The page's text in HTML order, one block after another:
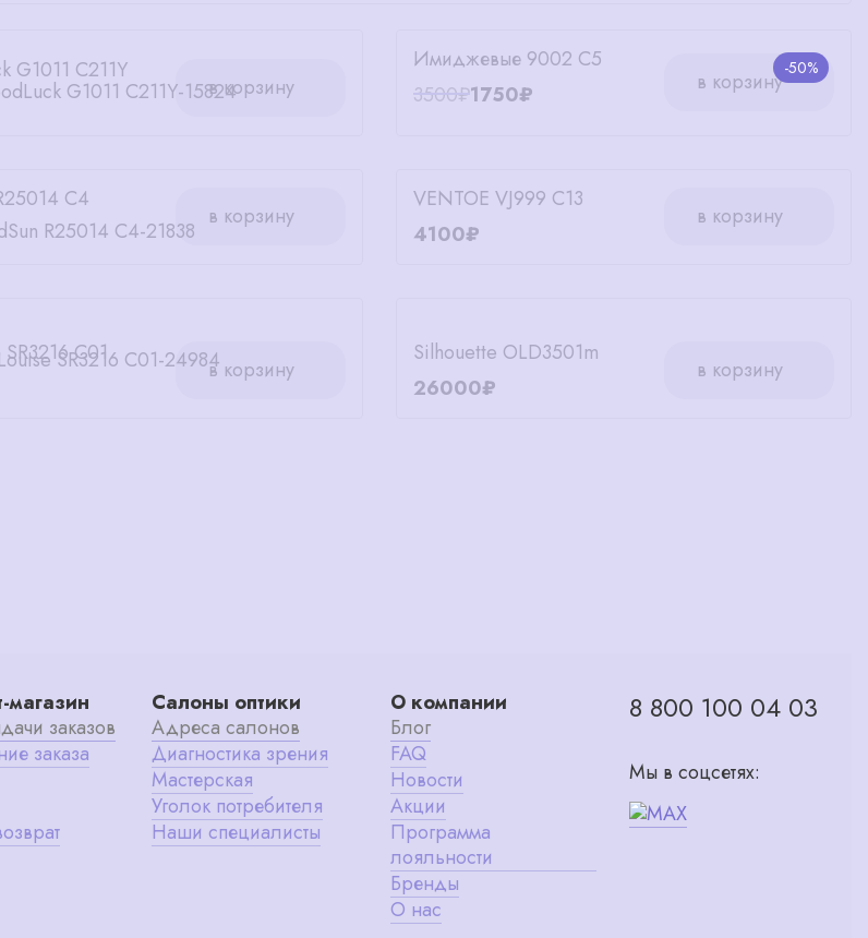
G1011 C211Y
в корзину
-50%
Имиджевые 9002 C5
3500₽1750₽ в корзину
C4
в корзину
VENTOE VJ999 C13
4100₽
в корзину
C01
в корзину
Silhouette OLD3501m
26000₽
в корзину
магазин
заказов
заказа
Салоны оптики
Адреса салонов
Диагностика зрения
Мастерская
Уголок потребителя
Наши специалисты
О компании
Блог
FAQ
Новости
Акции
Программа
лояльности
Бренды
О нас
8 800 100 04 03
Мы в соцсетях: